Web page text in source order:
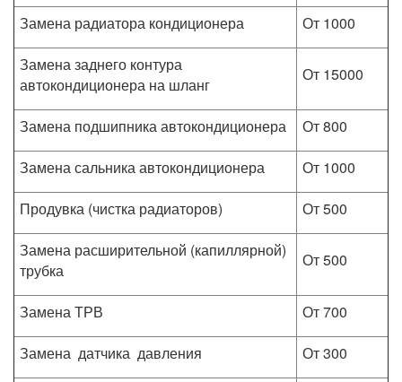
Замена радиатора кондиционера
От 1000
Замена заднего контура
автокондиционера на шланг
От 15000
Замена подшипника автокондиционера
От 800
Замена сальника автокондиционера
От 1000
Продувка (чистка радиаторов)
От 500
Замена расширительной (капиллярной)
трубка
От 500
Замена ТРВ
От 700
Замена датчика давления
От 300